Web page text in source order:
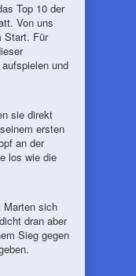
Top 10 der
Von uns
Start. Für
und
sie direkt
ersten
an der
los wie die
Marten sich
dran aber
Sieg gegen